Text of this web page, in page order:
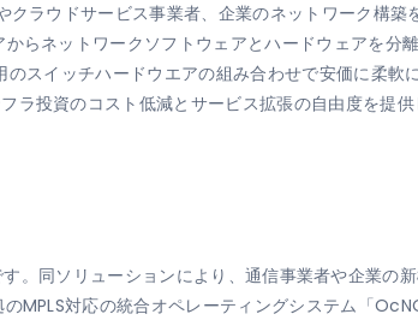
ラウドサービス事業者、企業のネットワーク構築
らネットワークソフトウェアとハードウェアを分
スイッチハードウエアの組み合わせで安価に柔軟
ラ投資のコスト低減とサービス拡張の自由度を提
同ソリューションにより、通信事業者や企業の
MPLS対応の統合オペレーティングシステム「